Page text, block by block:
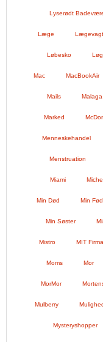
Lyserødt
Læge
Løbesko
Mac MacBookAir
Mails Malaga
Marked
Menneskehandel
Menstruation
Miami
Min Død Min
Min Søster
Mistro MIT Firma
Moms Mor
MorMor
Mulberry
Mysteryshopper